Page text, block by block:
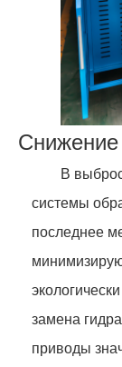
Снижение
В
системы
последнее
замена
приводы